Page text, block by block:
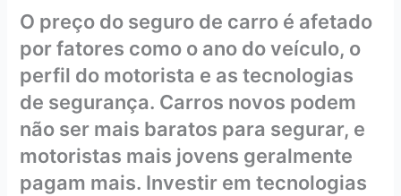
O preço do seguro de carro é afetado
por fatores como o ano do veículo, o
perfil do motorista e as tecnologias
de segurança. Carros novos podem
não ser mais baratos para segurar, e
motoristas mais jovens geralmente
pagam mais. Investir em tecnologias